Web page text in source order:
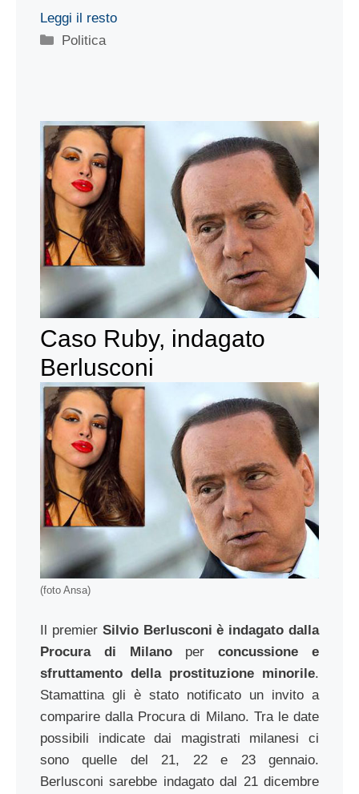
Leggi il resto
Categorie
Politica
Caso Ruby, indagato
Berlusconi
(foto Ansa)
Il premier Silvio Berlusconi è indagato dalla
Procura di Milano perconcussione e
sfruttamento della prostituzione minorile.
Stamattina gli è stato notificato un invito a
comparire dalla Procura di Milano. Tra le date
possibili indicate dai magistrati milanesi ci
sono quelle del 21, 22 e 23 gennaio.
Berlusconi sarebbe indagato dal 21 dicembre